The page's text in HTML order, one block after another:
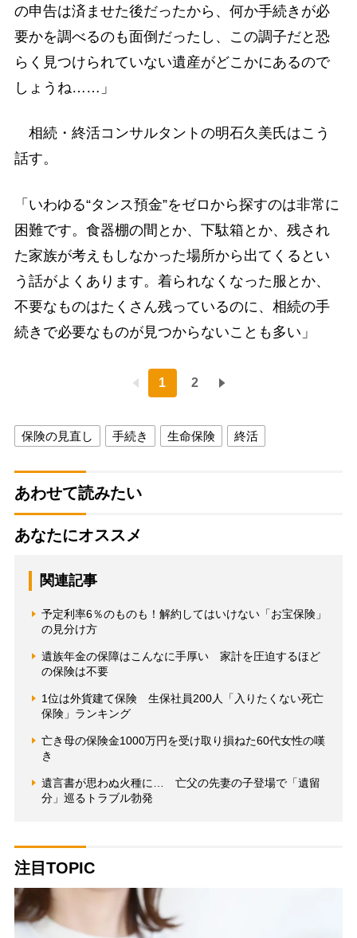
の申告は済ませた後だったから、何か手続きが必
要かを調べるのも面倒だったし、この調子だと恐
らく見つけられていない遺産がどこかにあるので
しょうね……」
相続・終活コンサルタントの明石久美氏はこう
話す。
「いわゆる“タンス預金”をゼロから探すのは非常に
困難です。食器棚の間とか、下駄箱とか、残され
た家族が考えもしなかった場所から出てくるとい
う話がよくあります。着られなくなった服とか、
不要なものはたくさん残っているのに、相続の手
続きで必要なものが見つからないことも多い」
1 2
保険の見直し 手続き 生命保険 終活
あわせて読みたい
あなたにオススメ
関連記事
予定利率6％のものも！解約してはいけない「お宝保険」
の見分け方
遺族年金の保障はこんなに手厚い 家計を圧迫するほど
の保険は不要
1位は外貨建て保険 生保社員200人「入りたくない死亡
保険」ランキング
亡き母の保険金1000万円を受け取り損ねた60代女性の嘆
き
遺言書が思わぬ火種に… 亡父の先妻の子登場で「遺留
分」巡るトラブル勃発
注目TOPIC